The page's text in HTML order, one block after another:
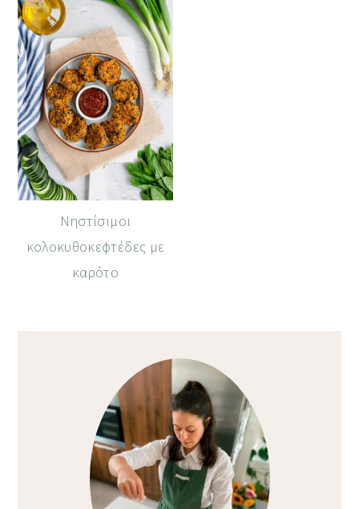
Νηστίσιμοι
κολοκυθοκεφτέδες με
καρότο